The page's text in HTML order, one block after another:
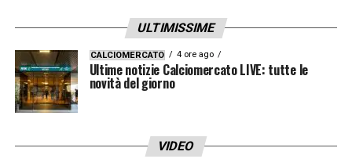
ULTIMISSIME
CALCIOMERCATO 4 ore ago
Ultime notizie Calciomercato LIVE: tutte le
novità del giorno
VIDEO